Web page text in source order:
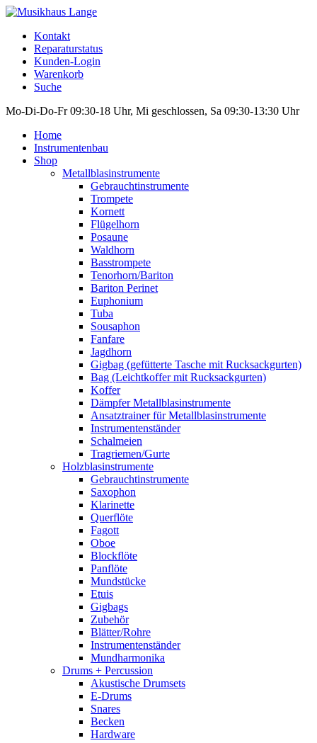
Kontakt
Reparaturstatus
Kunden-Login
Warenkorb
Suche
Mo-Di-Do-Fr 09:30-18 Uhr, Mi geschlossen, Sa 09:30-13:30 Uhr
Home
Instrumentenbau
Shop
Metallblasinstrumente
Gebrauchtinstrumente
Trompete
Kornett
Flügelhorn
Posaune
Waldhorn
Basstrompete
Tenorhorn/Bariton
Bariton Perinet
Euphonium
Tuba
Sousaphon
Fanfare
Jagdhorn
Gigbag (gefütterte Tasche mit Rucksackgurten)
Bag (Leichtkoffer mit Rucksackgurten)
Koffer
Dämpfer Metallblasinstrumente
Ansatztrainer für Metallblasinstrumente
Instrumentenständer
Schalmeien
Tragriemen/Gurte
Holzblasinstrumente
Gebrauchtinstrumente
Saxophon
Klarinette
Querflöte
Fagott
Oboe
Blockflöte
Panflöte
Mundstücke
Etuis
Gigbags
Zubehör
Blätter/Rohre
Instrumentenständer
Mundharmonika
Drums + Percussion
Akustische Drumsets
E-Drums
Snares
Becken
Hardware